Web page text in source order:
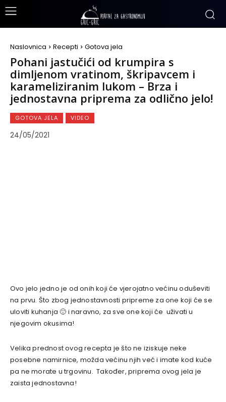
Naslovnica Recepti Gotova jela
Pohani jastučići od krumpira s
dimljenom vratinom, škripavcem i
karameliziranim lukom – Brza i
jednostavna priprema za odlično jelo!
GOTOVA JELA VIDEO
24/05/2021
Ovo jelo jedno je od onih koji će vjerojatno većinu oduševiti
na prvu. Što zbog jednostavnosti pripreme za one koji će se
uloviti kuhanja 🙂 i naravno, za sve one koji će uživati u
njegovim okusima!
Velika prednost ovog recepta je što ne iziskuje neke
posebne namirnice, možda većinu njih već i imate kod kuće
pa ne morate u trgovinu. Također, priprema ovog jela je
zaista jednostavna!